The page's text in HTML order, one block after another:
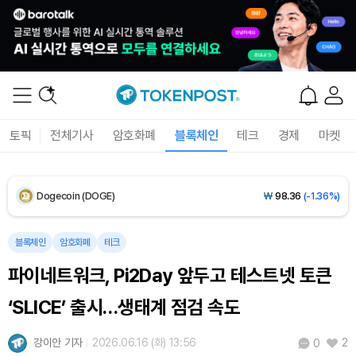
토픽 전체기사 암호화폐 블록체인 테크 경제 마켓
XRP (XRP) ₩1,472(-2.70%)
Solana (SOL) ₩103,467(-1.93%)
Dogecoin (DOGE) ₩ 98.36 (-1.36%)
Bitcoin (BTC)
블록체인 암호화폐 테크
파이네트워크, Pi2Day 앞두고 테스트넷 토큰
‘SLICE’ 출시…생태계 점검 속도
강이안 기자 2026.06.16 (화) 13:56 0 2